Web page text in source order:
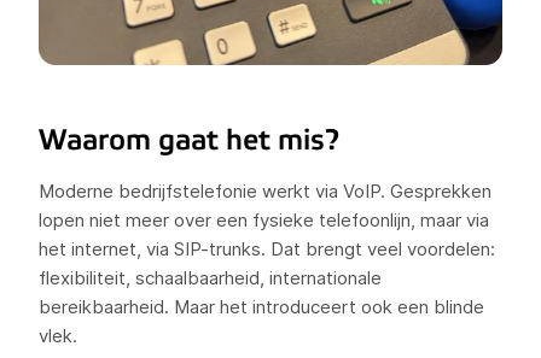
Waarom gaat het mis?
Moderne bedrijfstelefonie werkt via VoIP. Gesprekken
lopen niet meer over een fysieke telefoonlijn, maar via
het internet, via SIP-trunks. Dat brengt veel voordelen:
flexibiliteit, schaalbaarheid, internationale
bereikbaarheid. Maar het introduceert ook een blinde
vlek.